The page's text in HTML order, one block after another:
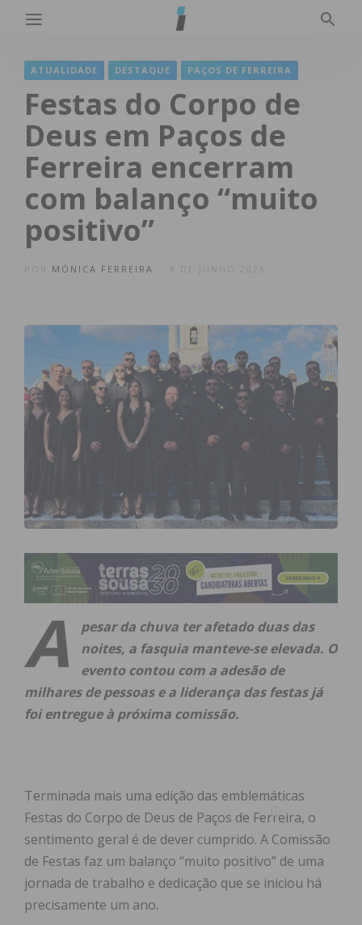
ATUALIDADE DESTAQUE PAÇOS DE FERREIRA
Festas do Corpo de
Deus em Paços de
Ferreira encerram
com balanço “muito
positivo”
MÓNICA FERREIRA
A
pesar da chuva ter afetado duas das
noites, a fasquia manteve-se elevada. O
evento contou com a adesão de
milhares de pessoas e a liderança das festas já
foi entregue à próxima comissão.
Terminada mais uma edição das emblemáticas
Festas do Corpo de Deus de Paços de Ferreira, o
sentimento geral é de dever cumprido. A Comissão
de Festas faz um balanço “muito positivo” de uma
jornada de trabalho e dedicação que se iniciou há
precisamente um ano.